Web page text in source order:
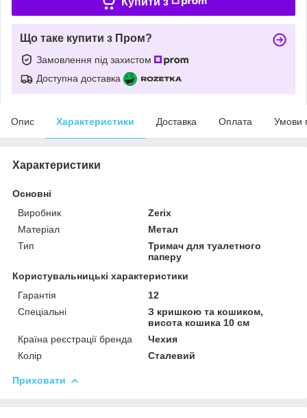
Що таке купити з Пром?
Замовлення під захистом
Доступна доставка
Опис Характеристики Доставка Оплата Умови
Характеристики
Основні
Виробник
Zerix
Матеріал
Метал
Тип
Тримач для туалетного
паперу
Користувальницькі характеристики
Гарантія
12
Спеціальні
З кришкою та кошиком,
висота кошика 10 см
Країна реєстрації бренда
Чехия
Колір
Сталевий
Приховати